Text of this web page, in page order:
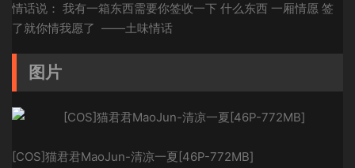
情话说： 我有一箱东西需要你签收一下 什么东西 一厢情愿 签
了就你情我愿了 ​​​ ——土味情话
图片
[COS]猫君君MaoJun-清凉一夏[46P-772MB]